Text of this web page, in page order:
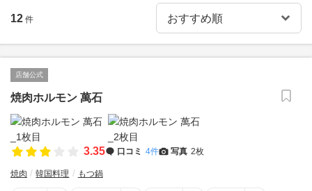
12 件
店舗公式
焼肉ホルモン 萬石
3.35 口コミ 4件 写真 2枚
焼肉 韓国料理 もつ鍋